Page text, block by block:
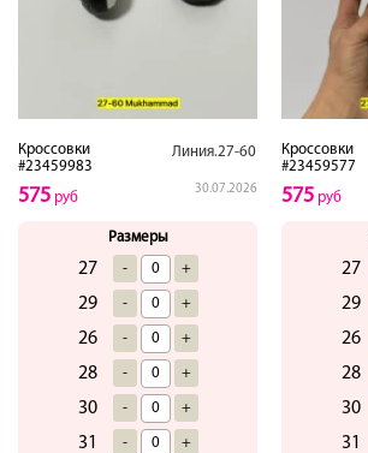
Кроссовки
#23459983
Линия.27-60
30.07.2026
575 руб
Размеры
27 - +
29 - +
26 - +
28 - +
30 - +
31 - +
Кроссовки
#23459577
575 руб
27
29
26
28
30
31